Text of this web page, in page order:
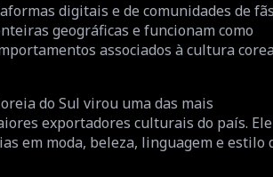
digitais e de comunidades de fãs
geográficas e funcionam como
associados à cultura
do Sul virou uma das mais
exportadores culturais do país. Ele
em moda, beleza, linguagem e estilo